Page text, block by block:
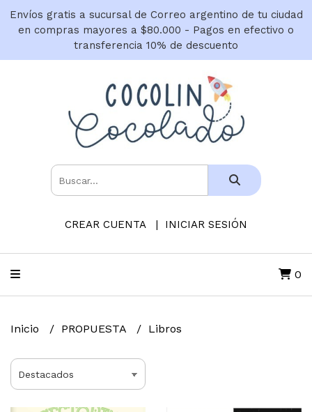
Envíos gratis a sucursal de Correo argentino de tu ciudad
en compras mayores a $80.000 - Pagos en efectivo o
transferencia 10% de descuento
CREAR CUENTA INICIAR SESIÓN
0
Inicio PROPUESTA Libros